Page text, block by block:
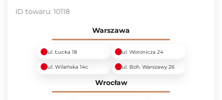
ID towaru: 10118
Warszawa
ul. Łucka 18 ul. Woronicza 24
ul. Wileńska 14c ul. Boh. Warszawy 26
Wrocław